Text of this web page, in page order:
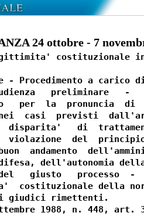
24 ottobre - 7
costituzionale
- Procedimento a
preliminare   -
per  la  pronuncia  di
casi  previsti
disparita'   di
violazione  del
andamento
dell'autonomia
giusto   processo  -
costituzionale della
giudici rimettenti.
1988, n. 448, art.